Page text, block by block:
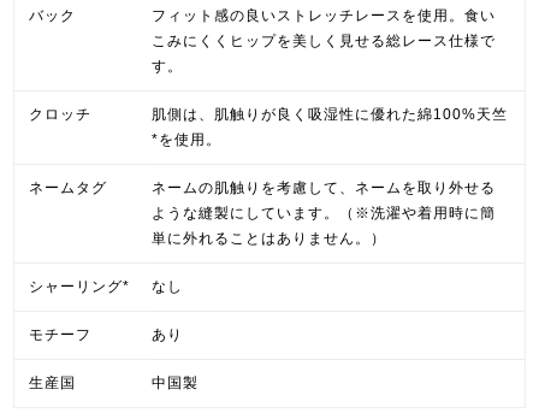
バック
フィット感の良いストレッチレースを使用。食い
こみにくくヒップを美しく見せる総レース仕様で
す。
クロッチ
肌側は、肌触りが良く吸湿性に優れた綿100%天竺
*を使用。
ネームタグ
ネームの肌触りを考慮して、ネームを取り外せる
ような縫製にしています。（※洗濯や着用時に簡
単に外れることはありません。）
シャーリング* なし
モチーフ あり
生産国 中国製